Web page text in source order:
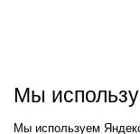
Мы
Мы используем